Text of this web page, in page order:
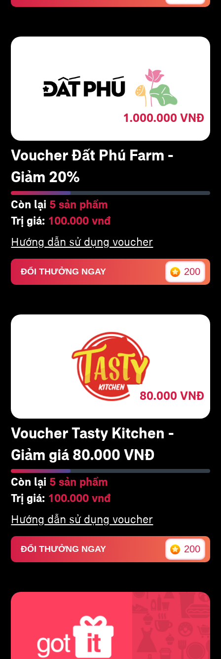
1.000.000 VNĐ
Voucher Đất Phú Farm -
Giảm 20%
Còn lại 5 sản phẩm
Trị giá: 100.000 vnđ
Hướng dẫn sử dụng voucher
ĐỔI THƯỞNG NGAY 200
80.000 VNĐ
Voucher Tasty Kitchen -
Giảm giá 80.000 VNĐ
Còn lại 5 sản phẩm
Trị giá: 100.000 vnđ
Hướng dẫn sử dụng voucher
ĐỔI THƯỞNG NGAY 200